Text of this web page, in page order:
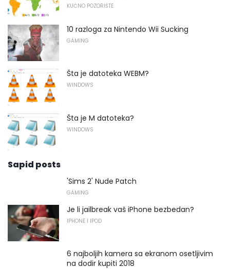
KUĆNO POZORIŠTE
10 razloga za Nintendo Wii Sucking
GAMING
Šta je datoteka WEBM?
WINDOWS
Šta je M datoteka?
WINDOWS
Sapid posts
'Sims 2' Nude Patch
GAMING
Je li jailbreak vaš iPhone bezbedan?
IPHONE I IPOD
6 najboljih kamera sa ekranom osetljivim
na dodir kupiti 2018